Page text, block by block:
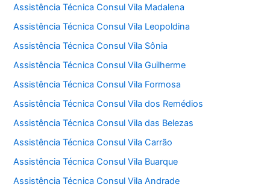
Assistência Técnica Consul Vila Madalena
Assistência Técnica Consul Vila Leopoldina
Assistência Técnica Consul Vila Sônia
Assistência Técnica Consul Vila Guilherme
Assistência Técnica Consul Vila Formosa
Assistência Técnica Consul Vila dos Remédios
Assistência Técnica Consul Vila das Belezas
Assistência Técnica Consul Vila Carrão
Assistência Técnica Consul Vila Buarque
Assistência Técnica Consul Vila Andrade